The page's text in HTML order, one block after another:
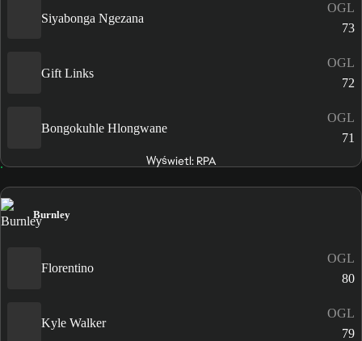
Siyabonga Ngezana
OGL
73
Gift Links
OGL
72
Bongokuhle Hlongwane
OGL
71
Wyświetl: RPA
Burnley
Florentino
OGL
80
Kyle Walker
OGL
79